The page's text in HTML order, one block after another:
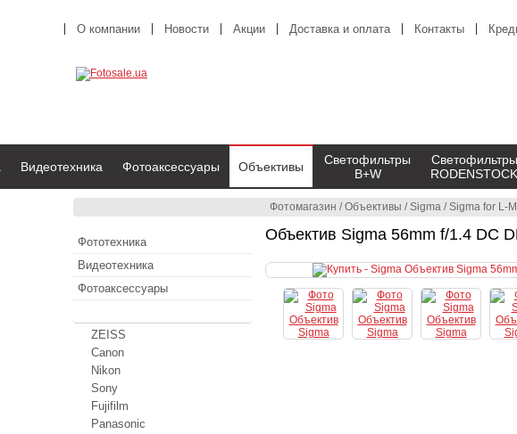
Фотомагазин /Объективы /Sigma /Sigma for L-
Объектив Sigma 56mm f/1.4 DC
О компании Новости Акции Доставка и оплата Контакты
Видеотехника Фотоаксессуары Объективы
Светофильтры
B+W
Светофильтры
RODENSTOCK
Фототехника
Видеотехника
Фотоаксессуары
ZEISS
Canon
Nikon
Sony
Fujifilm
Panasonic